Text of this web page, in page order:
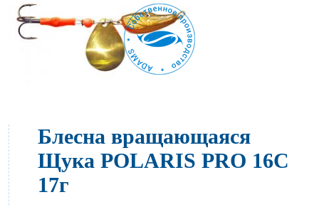
Блесна вращающаяся
Щука POLARIS PRO 16C
17г